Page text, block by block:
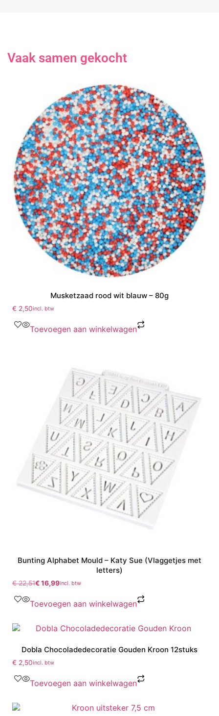
Vaak samen gekocht
Musketzaad rood wit blauw – 80g
€ 2,50incl. btw
Toevoegen aan winkelwagen
Bunting Alphabet Mould – Katy Sue (Vlaggetjes met
letters)
€22,51€16,99incl. btw
Toevoegen aan winkelwagen
Dobla Chocoladedecoratie Gouden Kroon 12stuks
€ 2,50incl. btw
Toevoegen aan winkelwagen